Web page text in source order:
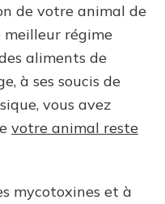
de votre animal de
régime
aliments de
à ses soucis de
vous avez
votre animal reste
mycotoxines et à